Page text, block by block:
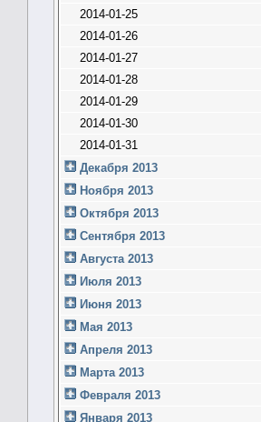
2014-01-25
2014-01-26
2014-01-27
2014-01-28
2014-01-29
2014-01-30
2014-01-31
Декабря 2013
Ноября 2013
Октября 2013
Сентября 2013
Августа 2013
Июля 2013
Июня 2013
Мая 2013
Апреля 2013
Марта 2013
Февраля 2013
Января 2013